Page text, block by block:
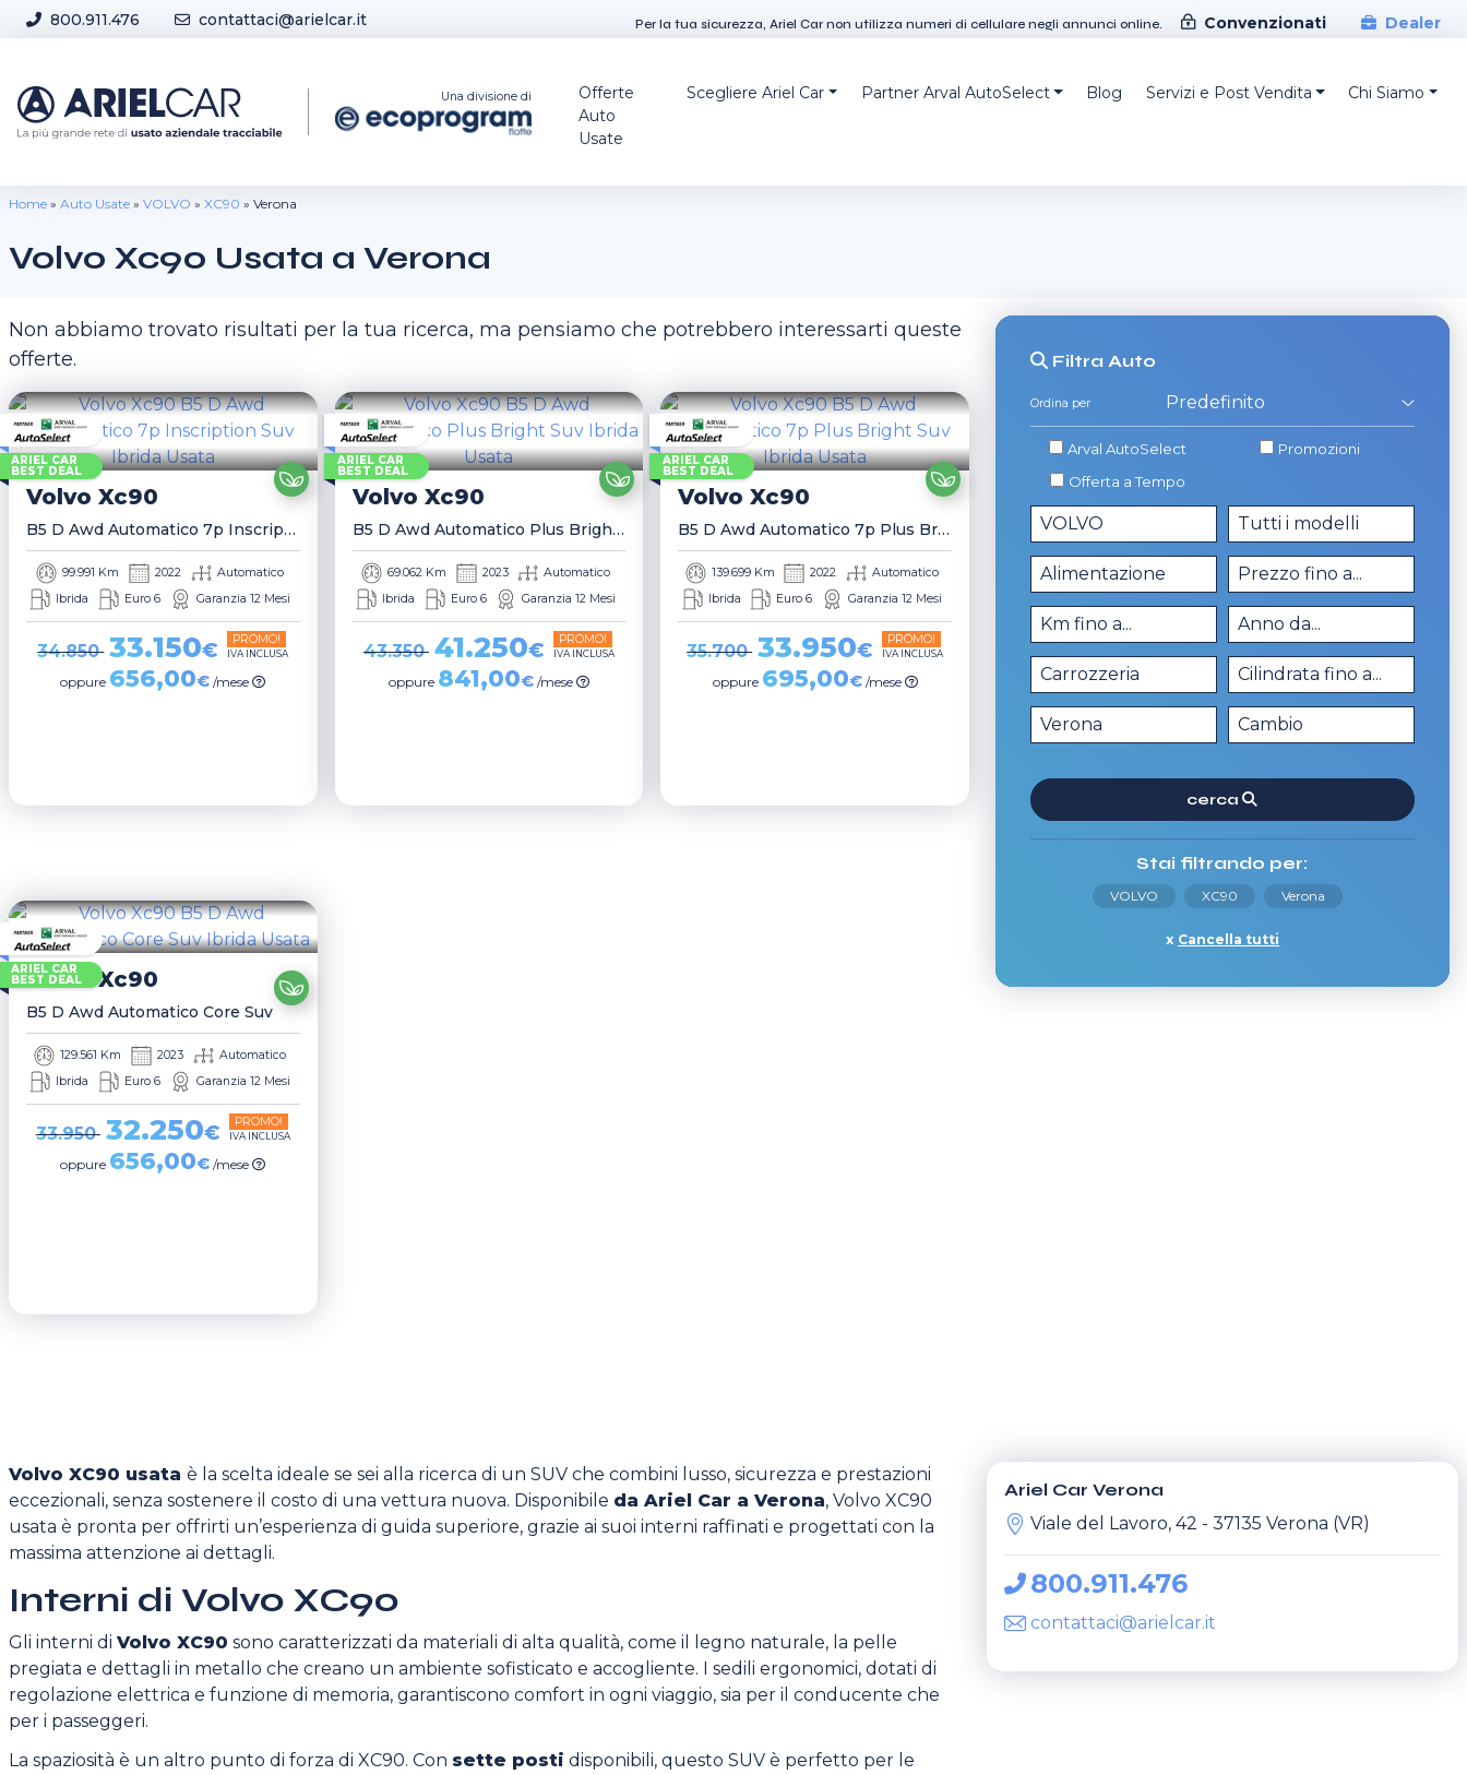
Skip to content
800.911.476
contattaci@arielcar.it
Per la tua sicurezza, Ariel Car non utilizza numeri di cellulare negli annunci online. Convenzionati Dealer
Una divisione di
Offerte
Auto
Usate
Scegliere Ariel Car Partner Arval AutoSelect Blog Servizi e Post Vendita Chi Siamo
Home » Auto Usate » VOLVO » XC90 » Verona
Volvo Xc90 Usata a Verona
Non abbiamo trovato risultati per la tua ricerca, ma pensiamo che potrebbero interessarti queste
offerte.
ARIEL CAR
BEST DEAL
Volvo Xc90
B5 D Awd Automatico 7p Inscription Suv
99.991 Km 2022
Automatico
Ibrida
Euro 6 Garanzia 12 Mesi
34.850 33.150€ PROMO!
IVA INCLUSA
oppure 656,00€ /mese
ARIEL CAR
BEST DEAL
Volvo Xc90
B5 D Awd Automatico Plus Bright Suv
69.062 Km 2023
Automatico
Ibrida
Euro 6 Garanzia 12 Mesi
43.350 41.250€ PROMO!
IVA INCLUSA
oppure 841,00€ /mese
ARIEL CAR
BEST DEAL
VolvoXc90
B5 D Awd Automatico 7p Plus Bright Suv
139.699 Km 2022
Automatico
Ibrida
Euro 6 Garanzia 12 Mesi
35.700 33.950€ PROMO!
IVA INCLUSA
oppure 695,00€ /mese
ARIEL CAR
BEST DEAL
VolvoXc90
B5 D Awd Automatico Core Suv
129.561 Km 2023
Automatico
Ibrida
Euro 6 Garanzia 12 Mesi
33.950 32.250€ PROMO!
IVA INCLUSA
oppure 656,00€ /mese
Filtra Auto
Ordina per
Arval AutoSelect
Promozioni
Offerta a Tempo
cerca
Stai filtrando per:
VOLVO XC90 Verona
Cancella tutti
Volvo XC90 usata è la scelta ideale se sei alla ricerca di un SUV che combini lusso, sicurezza e prestazioni
eccezionali, senza sostenere il costo di una vettura nuova. Disponibile da Ariel Car a Verona, Volvo XC90
usata è pronta per offrirti un’esperienza di guida superiore, grazie ai suoi interni raffinati e progettati con la
massima attenzione ai dettagli.
Interni di Volvo XC90
Gli interni di Volvo XC90 sono caratterizzati da materiali di alta qualità, come il legno naturale, la pelle
pregiata e dettagli in metallo che creano un ambiente sofisticato e accogliente. I sedili ergonomici, dotati di
regolazione elettrica e funzione di memoria, garantiscono comfort in ogni viaggio, sia per il conducente che
per i passeggeri.
La spaziosità è un altro punto di forza di XC90. Con sette posti disponibili, questo SUV è perfetto per le
Ariel Car Verona
Viale del Lavoro, 42 - 37135 Verona (VR)
800.911.476
contattaci@arielcar.it